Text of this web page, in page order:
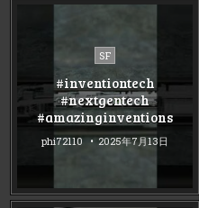
Posted
SF
#inventiontech
#nextgentech
#amazinginventions
phi72110 2025年7月13日